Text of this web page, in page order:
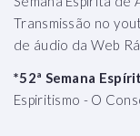
Transmissão no
de áudio da Web
*52ª Semana
Espiritismo - O